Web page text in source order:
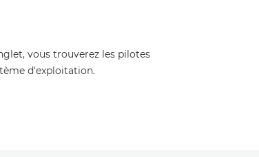
vous trouverez les pilotes
d'exploitation.